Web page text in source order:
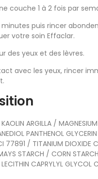
couche 1 à 2 fois par
minutes puis rincer
votre soin Effaclar.
des yeux et des lèvres.
avec les yeux, rincer
ARGILLA /
PANTHENOL
77891 / TITANIUM DIOXIDE
STARCH / CORN
CAPRYLYL GLYCOL